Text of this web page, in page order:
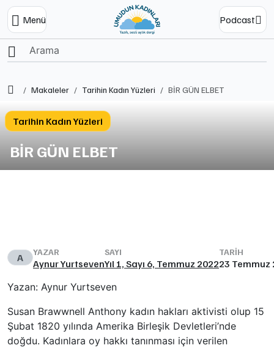
Menü Podcast
Ana SayfaMakaleler Tarihin Kadın Yüzleri BİR GÜN ELBET
Tarihin Kadın Yüzleri
BİR GÜN ELBET
A YAZAR
Aynur Yurtseven
SAYI
Yıl 1, Sayı 6, Temmuz 2022
TARIH
23 Temmuz
Yazan: Aynur Yurtseven
Susan Brawwnell Anthony kadın hakları aktivisti olup 15
Şubat 1820 yılında Amerika Birleşik Devletleri’nde
doğdu. Kadınlara oy hakkı tanınması için verilen